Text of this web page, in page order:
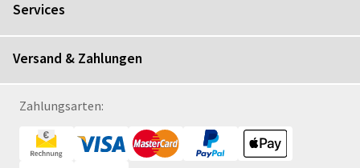
Services
Versand & Zahlungen
Zahlungsarten: